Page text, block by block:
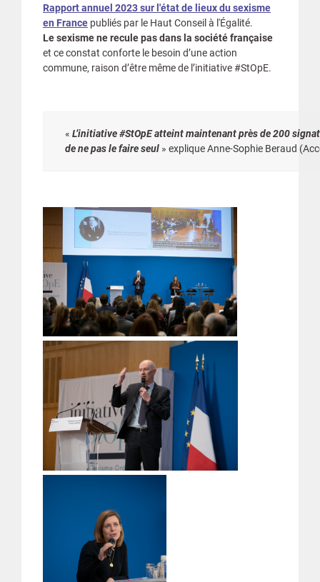
Rapport annuel 2023 sur l'état de lieux du sexisme
en France publiés par le Haut Conseil à l'Égalité.
Le sexisme ne recule pas dans la société française
et ce constat conforte le besoin d’une action
commune, raison d’être même de l’initiative #StOpE.
« L’initiative #StOpE atteint maintenant près de 200
de ne pas le faire seul » explique Anne-Sophie Beraud